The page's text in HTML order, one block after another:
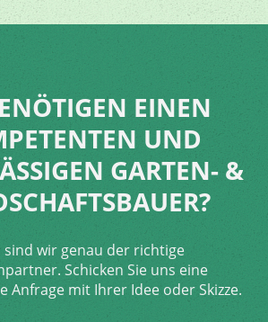
EINEN
UND
GARTEN- &
sind wir genau der richtige
Schicken Sie uns eine
Anfrage mit Ihrer Idee oder Skizze.